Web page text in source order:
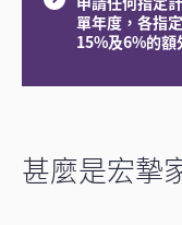
單年度，各指
15%及6%的額
甚麼是宏摯